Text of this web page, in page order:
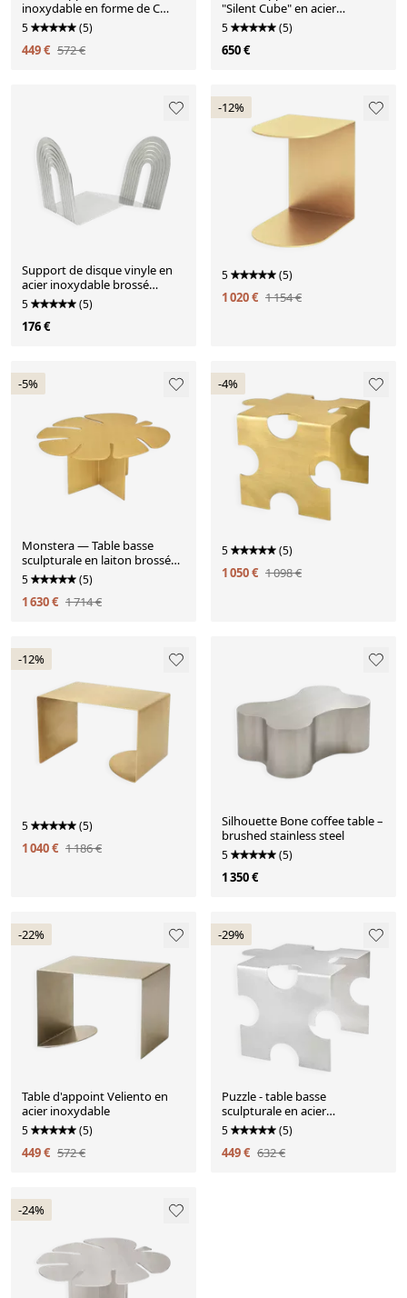
inoxydable en forme de C
Veliento
5 (5)
449 € 572 €
"Silent Cube" en acier
inoxydable brossé
5 (5)
650 €
Support de disque vinyle en
acier inoxydable brossé
Veliento "Arc Wave"
5 (5)
176 €
-12%
5 (5)
1 020 € 1 154 €
-5%
Monstera — Table basse
sculpturale en laiton brossé
par Veliento
5 (5)
1 630 € 1 714 €
-4%
5 (5)
1 050 € 1 098 €
-12%
5 (5)
1 040 € 1 186 €
Silhouette Bone coffee table –
brushed stainless steel
5 (5)
1 350 €
-22%
Table d'appoint Veliento en
acier inoxydable
5 (5)
449 € 572 €
-29%
Puzzle - table basse
sculpturale en acier
inoxydable par Veliento
5 (5)
449 € 632 €
-24%